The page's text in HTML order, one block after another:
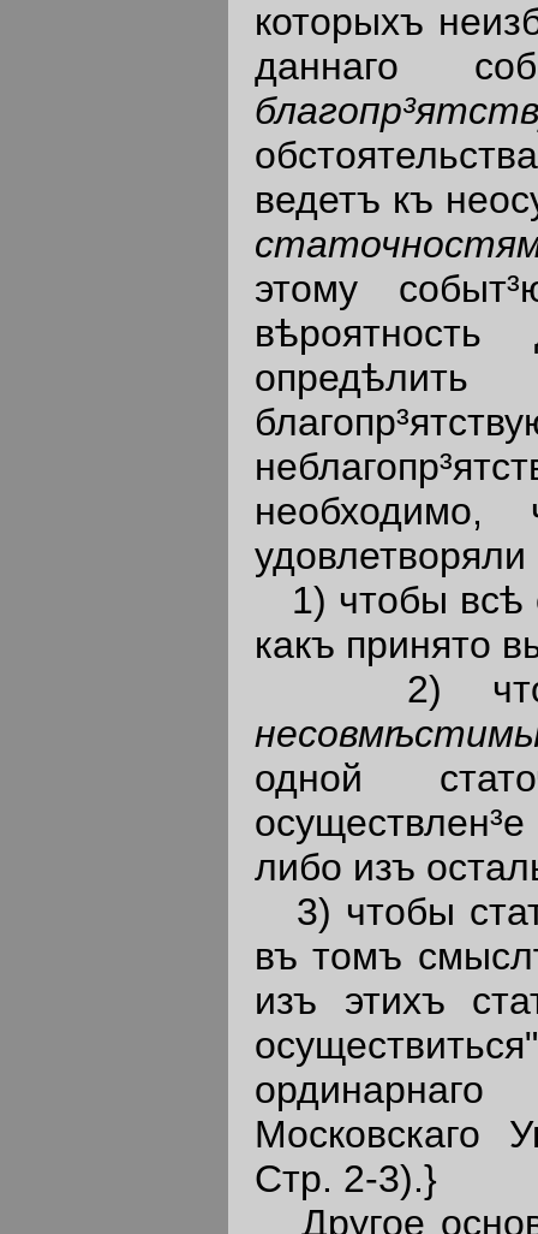
которыхъ
даннаго
ведетъ къ
этому
необходимо,
1) чтобы
какъ принято
2) чтобы
одной
либо изъ
3) чтобы
въ томъ
изъ этихъ
ординарнаго
Московскаго
Стр. 2-3).}
Другое